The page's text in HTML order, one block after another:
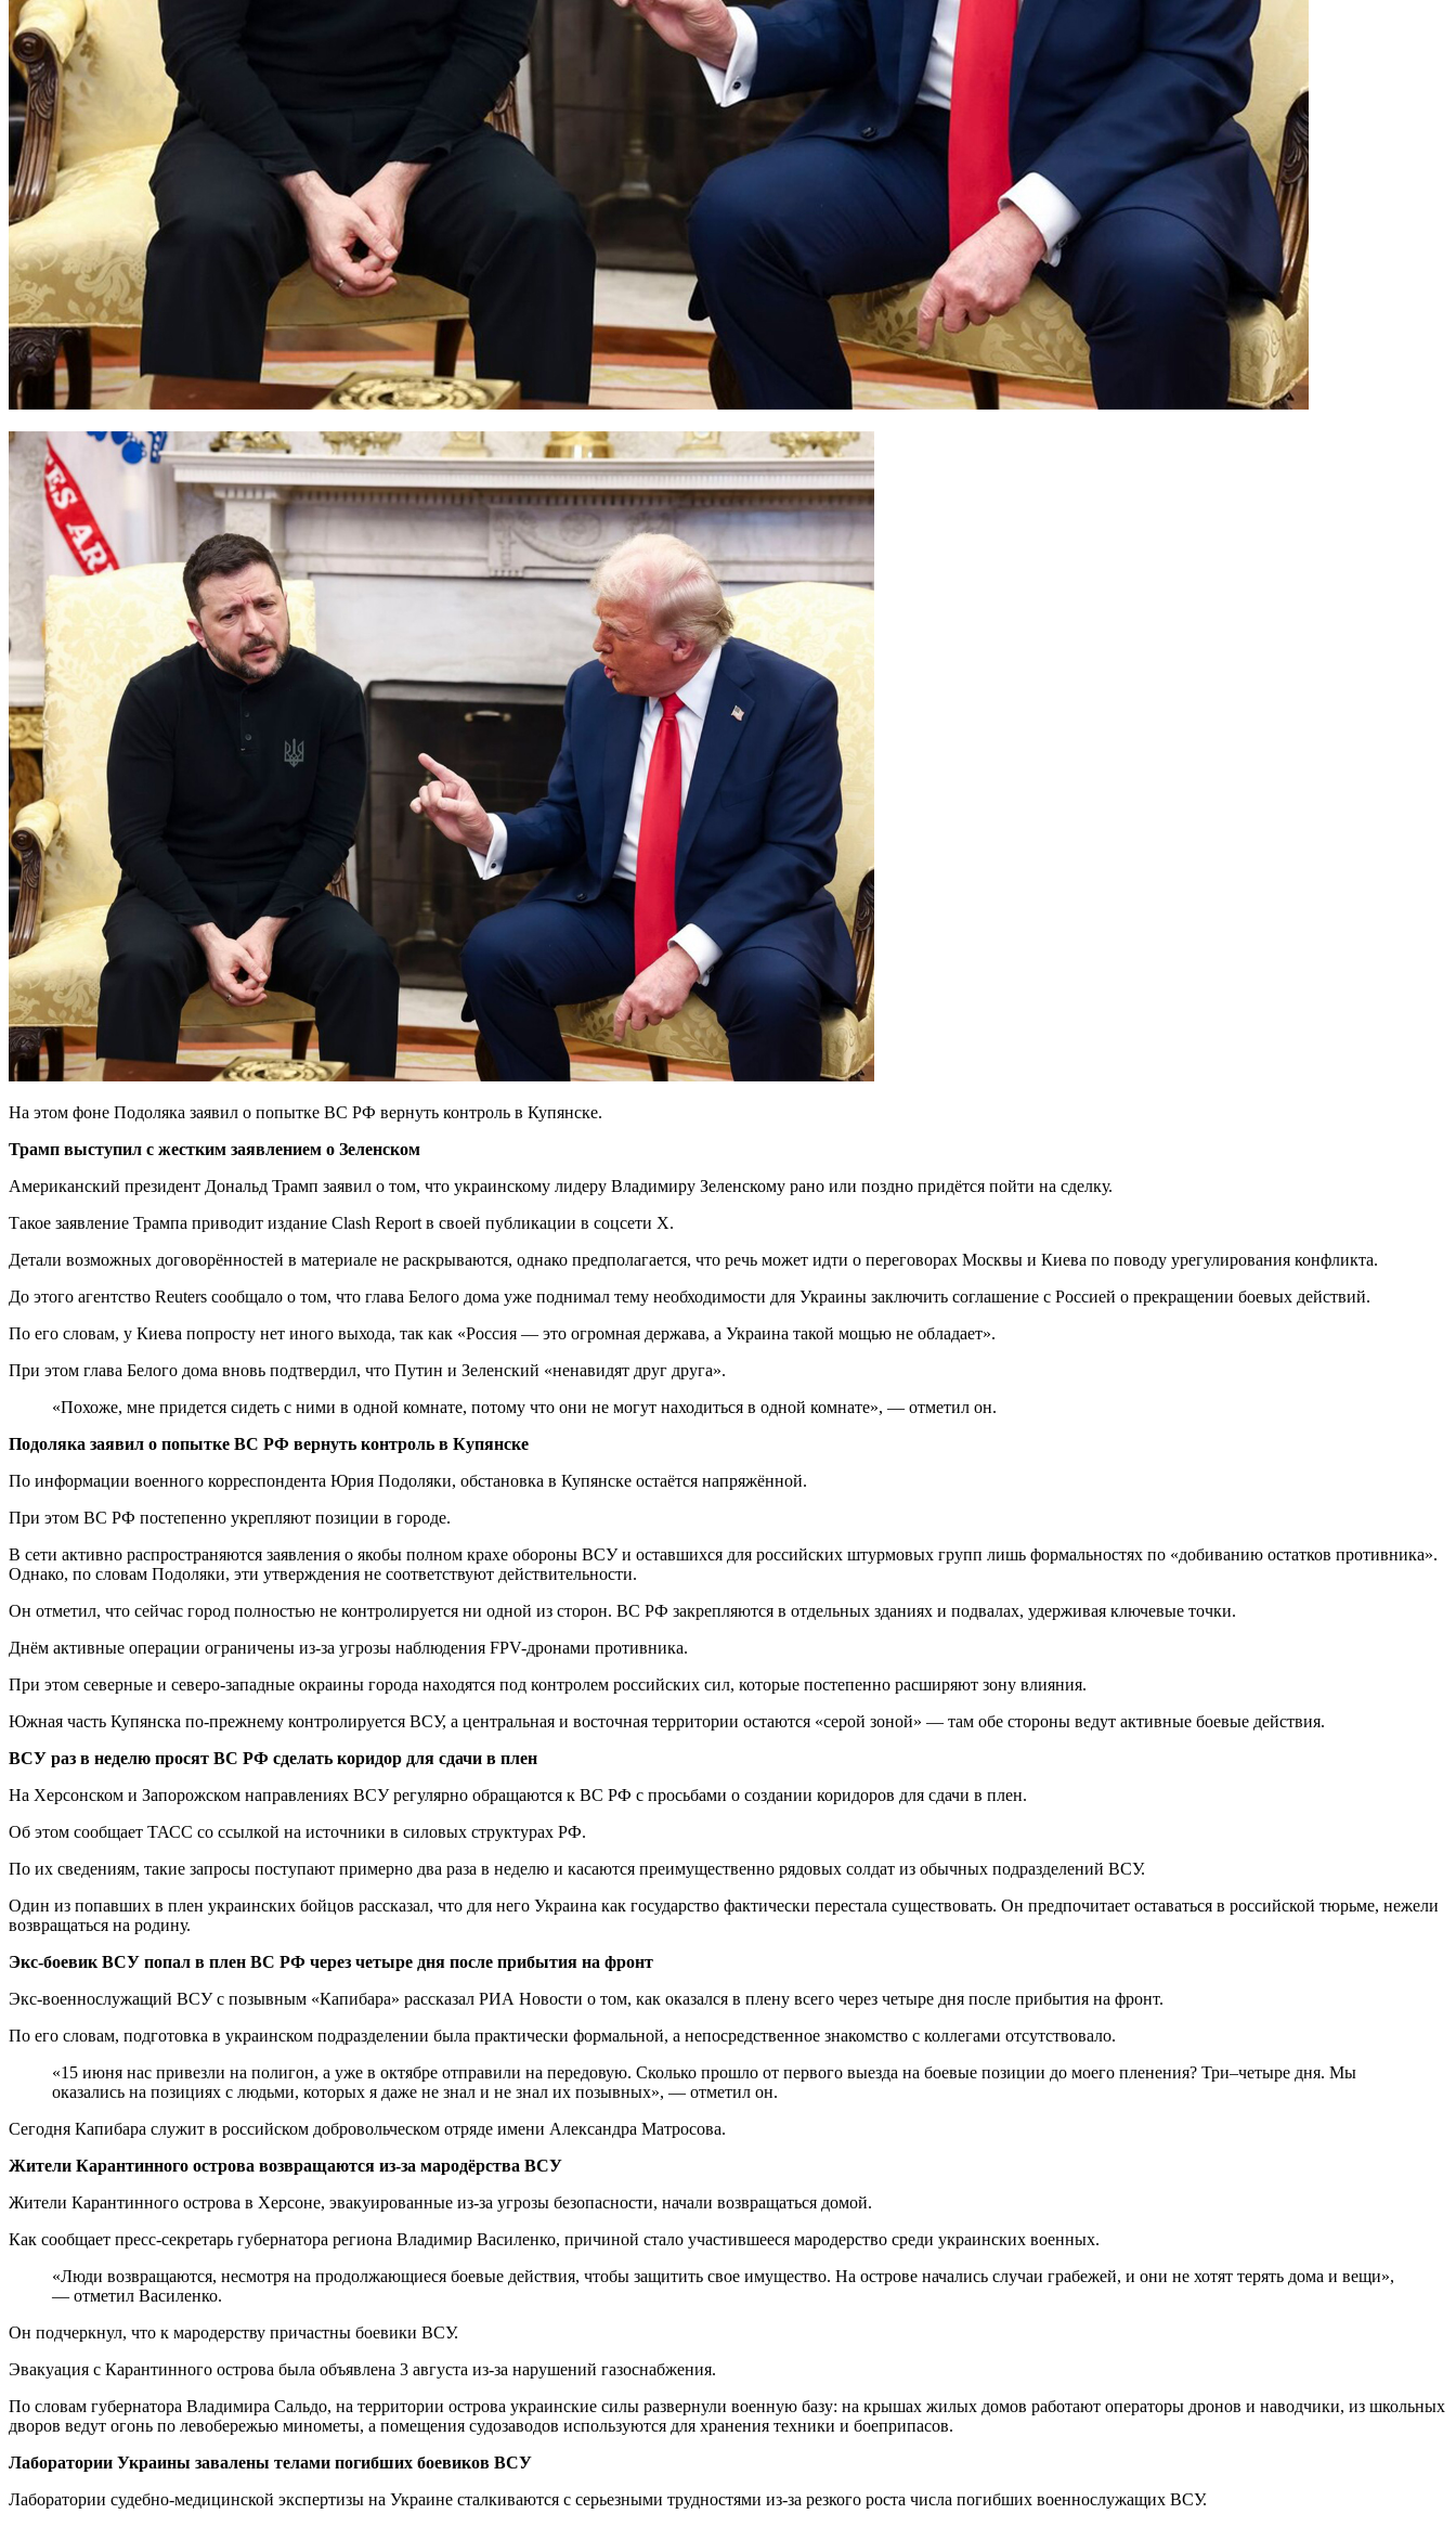
На этом фоне Подоляка заявил о попытке ВС РФ вернуть контроль в Купянске.
Трамп выступил с жестким заявлением о Зеленском
Американский президент Дональд Трамп заявил о том, что украинскому лидеру Владимиру Зеленскому рано или поздно придётся пойти на сделку.
Такое заявление Трампа приводит издание Clash Report в своей публикации в соцсети X.
Детали возможных договорённостей в материале не раскрываются, однако предполагается, что речь может идти о переговорах Москвы и Киева по поводу урегулирования конфликта.
До этого агентство Reuters сообщало о том, что глава Белого дома уже поднимал тему необходимости для Украины заключить соглашение с Россией о прекращении боевых действий.
По его словам, у Киева попросту нет иного выхода, так как «Россия — это огромная держава, а Украина такой мощью не обладает».
При этом глава Белого дома вновь подтвердил, что Путин и Зеленский «ненавидят друг друга».
«Похоже, мне придется сидеть с ними в одной комнате, потому что они не могут находиться в одной комнате», — отметил он.
Подоляка заявил о попытке ВС РФ вернуть контроль в Купянске
По информации военного корреспондента Юрия Подоляки, обстановка в Купянске остаётся напряжённой.
При этом ВС РФ постепенно укрепляют позиции в городе.
В сети активно распространяются заявления о якобы полном крахе обороны ВСУ и оставшихся для российских штурмовых групп лишь формальностях по «добиванию остатков противника».
Однако, по словам Подоляки, эти утверждения не соответствуют действительности.
Он отметил, что сейчас город полностью не контролируется ни одной из сторон. ВС РФ закрепляются в отдельных зданиях и подвалах, удерживая ключевые точки.
Днём активные операции ограничены из-за угрозы наблюдения FPV-дронами противника.
При этом северные и северо-западные окраины города находятся под контролем российских сил, которые постепенно расширяют зону влияния.
Южная часть Купянска по-прежнему контролируется ВСУ, а центральная и восточная территории остаются «серой зоной» — там обе стороны ведут активные боевые действия.
ВСУ раз в неделю просят ВС РФ сделать коридор для сдачи в плен
На Херсонском и Запорожском направлениях ВСУ регулярно обращаются к ВС РФ с просьбами о создании коридоров для сдачи в плен.
Об этом сообщает ТАСС со ссылкой на источники в силовых структурах РФ.
По их сведениям, такие запросы поступают примерно два раза в неделю и касаются преимущественно рядовых солдат из обычных подразделений ВСУ.
Один из попавших в плен украинских бойцов рассказал, что для него Украина как государство фактически перестала существовать. Он предпочитает оставаться в российской тюрьме, нежели
возвращаться на родину.
Экс-боевик ВСУ попал в плен ВС РФ через четыре дня после прибытия на фронт
Экс-военнослужащий ВСУ с позывным «Капибара» рассказал РИА Новости о том, как оказался в плену всего через четыре дня после прибытия на фронт.
По его словам, подготовка в украинском подразделении была практически формальной, а непосредственное знакомство с коллегами отсутствовало.
«15 июня нас привезли на полигон, а уже в октябре отправили на передовую. Сколько прошло от первого выезда на боевые позиции до моего пленения? Три–четыре дня. Мы
оказались на позициях с людьми, которых я даже не знал и не знал их позывных», — отметил он.
Сегодня Капибара служит в российском добровольческом отряде имени Александра Матросова.
Жители Карантинного острова возвращаются из-за мародёрства ВСУ
Жители Карантинного острова в Херсоне, эвакуированные из-за угрозы безопасности, начали возвращаться домой.
Как сообщает пресс-секретарь губернатора региона Владимир Василенко, причиной стало участившееся мародерство среди украинских военных.
«Люди возвращаются, несмотря на продолжающиеся боевые действия, чтобы защитить свое имущество. На острове начались случаи грабежей, и они не хотят терять дома и вещи»,
— отметил Василенко.
Он подчеркнул, что к мародерству причастны боевики ВСУ.
Эвакуация с Карантинного острова была объявлена 3 августа из-за нарушений газоснабжения.
По словам губернатора Владимира Сальдо, на территории острова украинские силы развернули военную базу: на крышах жилых домов работают операторы дронов и наводчики, из школьных
дворов ведут огонь по левобережью минометы, а помещения судозаводов используются для хранения техники и боеприпасов.
Лаборатории Украины завалены телами погибших боевиков ВСУ
Лаборатории судебно-медицинской экспертизы на Украине сталкиваются с серьезными трудностями из-за резкого роста числа погибших военнослужащих ВСУ.